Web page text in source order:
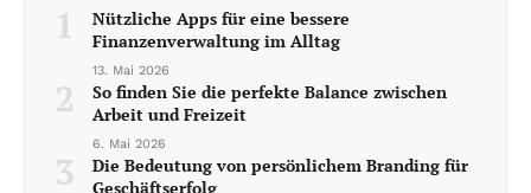
1
Nützliche Apps für eine bessere
Finanzenverwaltung im Alltag
13. Mai 2026
2
So finden Sie die perfekte Balance zwischen
Arbeit und Freizeit
6. Mai 2026
3
Die Bedeutung von persönlichem Branding für
Geschäftserfolg